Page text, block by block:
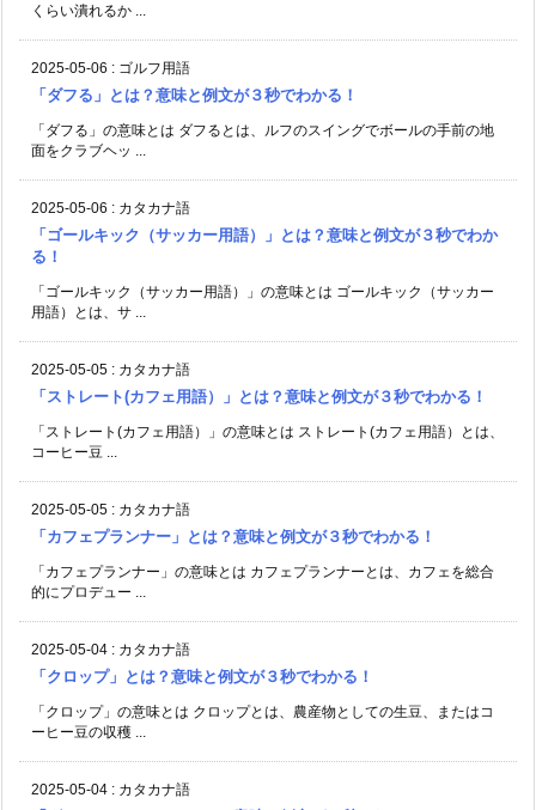
くらい潰れるか ...
2025-05-06 : ゴルフ用語
「ダフる」とは？意味と例文が３秒でわかる！
「ダフる」の意味とは ダフるとは、ルフのスイングでボールの手前の地
面をクラブヘッ ...
2025-05-06 : カタカナ語
「ゴールキック（サッカー用語）」とは？意味と例文が３秒でわか
る！
「ゴールキック（サッカー用語）」の意味とは ゴールキック（サッカー
用語）とは、サ ...
2025-05-05 : カタカナ語
「ストレート(カフェ用語）」とは？意味と例文が３秒でわかる！
「ストレート(カフェ用語）」の意味とは ストレート(カフェ用語）とは、
コーヒー豆 ...
2025-05-05 : カタカナ語
「カフェプランナー」とは？意味と例文が３秒でわかる！
「カフェプランナー」の意味とは カフェプランナーとは、カフェを総合
的にプロデュー ...
2025-05-04 : カタカナ語
「クロップ」とは？意味と例文が３秒でわかる！
「クロップ」の意味とは クロップとは、農産物としての生豆、またはコ
ーヒー豆の収穫 ...
2025-05-04 : カタカナ語